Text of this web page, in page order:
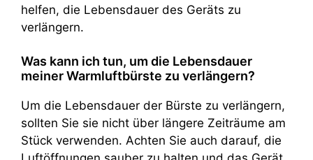
helfen, die Lebensdauer des Geräts zu
verlängern.
Was kann ich tun, um die Lebensdauer
meiner Warmluftbürste zu verlängern?
Um die Lebensdauer der Bürste zu verlängern,
sollten Sie sie nicht über längere Zeiträume am
Stück verwenden. Achten Sie auch darauf, die